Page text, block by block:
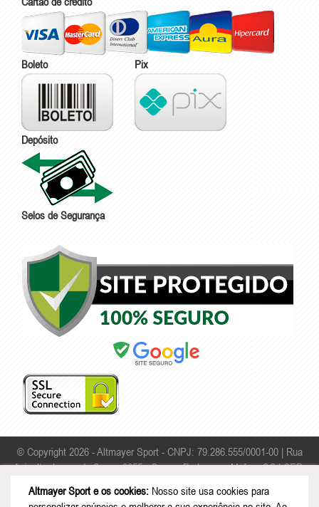
Boleto Pix
Depósito
Selos de Segurança
© Copyright 2026 - Altmayer Sport - CNPJ: 79.286.555/0001-00 | Rua
Apicultor Leonardo Sauer, 2055 - Campo Da Lança - Mafra - SC | CEP:
Altmayer Sport e os cookies: Nosso site usa cookies para